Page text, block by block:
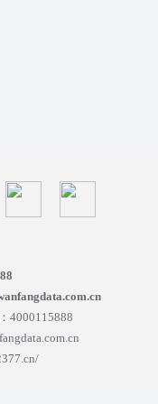
4000115888